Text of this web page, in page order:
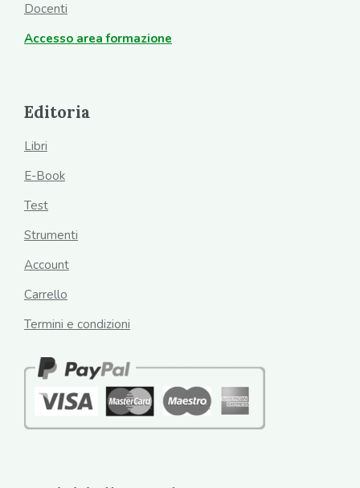
Docenti
Accesso area formazione
Editoria
Libri
E-Book
Test
Strumenti
Account
Carrello
Termini e condizioni